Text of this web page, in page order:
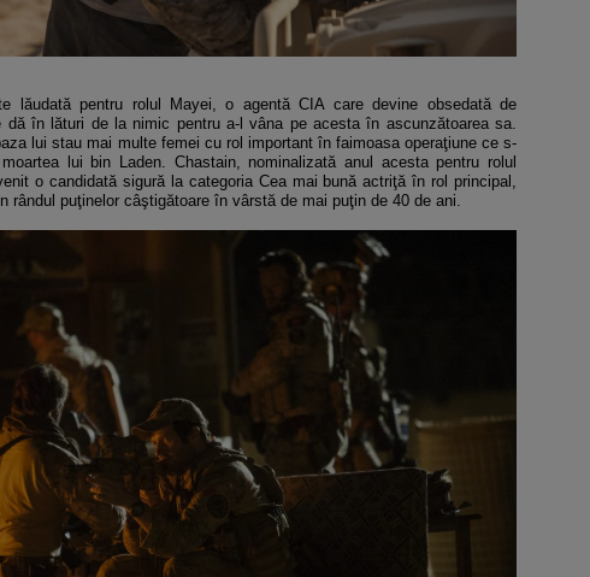
lăudată pentru rolul Mayei, o agentă CIA care devine obsedată de
dă în lături de la nimic pentru a-l vâna pe acesta în ascunzătoarea sa.
lui stau mai multe femei cu rol important în faimoasa operaţiune ce s-
lui bin Laden. Chastain, nominalizată anul acesta pentru rolul
o candidată sigură la categoria Cea mai bună actriţă în rol principal,
rândul puţinelor câştigătoare în vârstă de mai puţin de 40 de ani.